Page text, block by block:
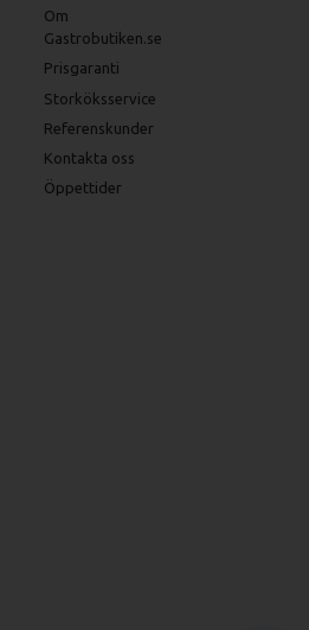
Om
Gastrobutiken.se
Prisgaranti
Storköksservice
Referenskunder
Kontakta oss
Öppettider